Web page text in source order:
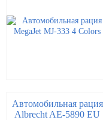
Автомобильная рация
Albrecht AE-5890 EU